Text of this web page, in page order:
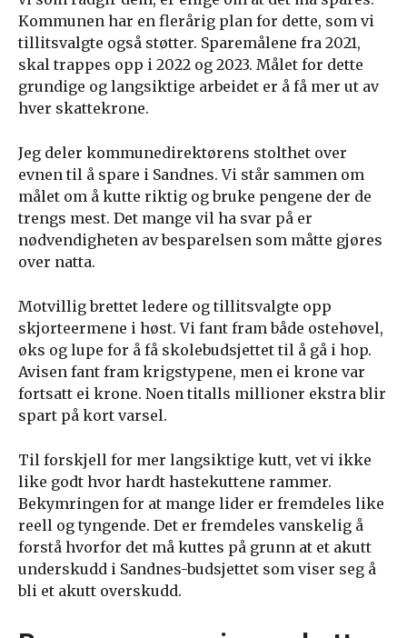
Kommunen har en flerårig plan for dette, som vi
tillitsvalgte også støtter. Sparemålene fra 2021,
skal trappes opp i 2022 og 2023. Målet for dette
grundige og langsiktige arbeidet er å få mer ut av
hver skattekrone.
Jeg deler kommunedirektørens stolthet over
evnen til å spare i Sandnes. Vi står sammen om
målet om å kutte riktig og bruke pengene der de
trengs mest. Det mange vil ha svar på er
nødvendigheten av besparelsen som måtte gjøres
over natta.
Motvillig brettet ledere og tillitsvalgte opp
skjorteermene i høst. Vi fant fram både ostehøvel,
øks og lupe for å få skolebudsjettet til å gå i hop.
Avisen fant fram krigstypene, men ei krone var
fortsatt ei krone. Noen titalls millioner ekstra blir
spart på kort varsel.
Til forskjell for mer langsiktige kutt, vet vi ikke
like godt hvor hardt hastekuttene rammer.
Bekymringen for at mange lider er fremdeles like
reell og tyngende. Det er fremdeles vanskelig å
forstå hvorfor det må kuttes på grunn at et akutt
underskudd i Sandnes-budsjettet som viser seg å
bli et akutt overskudd.